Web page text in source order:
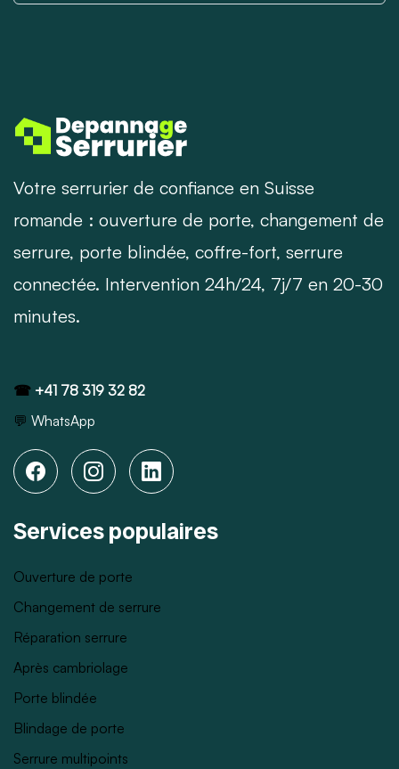
Votre serrurier de confiance en Suisse
romande : ouverture de porte, changement de
serrure, porte blindée, coffre-fort, serrure
connectée. Intervention 24h/24, 7j/7 en 20-30
minutes.
☎ +41 78 319 32 82
💬 WhatsApp
Services populaires
Ouverture de porte
Changement de serrure
Réparation serrure
Après cambriolage
Porte blindée
Blindage de porte
Serrure multipoints